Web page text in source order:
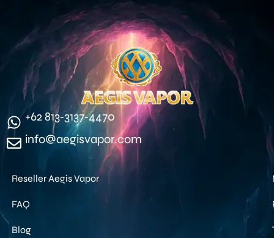
‪+62 813‑3137‑4470‬
info@aegisvapor.com
Reseller Aegis Vapor
FAQ
Blog